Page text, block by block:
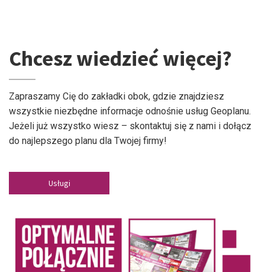
Chcesz wiedzieć więcej?
Zapraszamy Cię do zakładki obok, gdzie znajdziesz
wszystkie niezbędne informacje odnośnie usług Geoplanu.
Jeżeli już wszystko wiesz – skontaktuj się z nami i dołącz
do najlepszego planu dla Twojej firmy!
Usługi